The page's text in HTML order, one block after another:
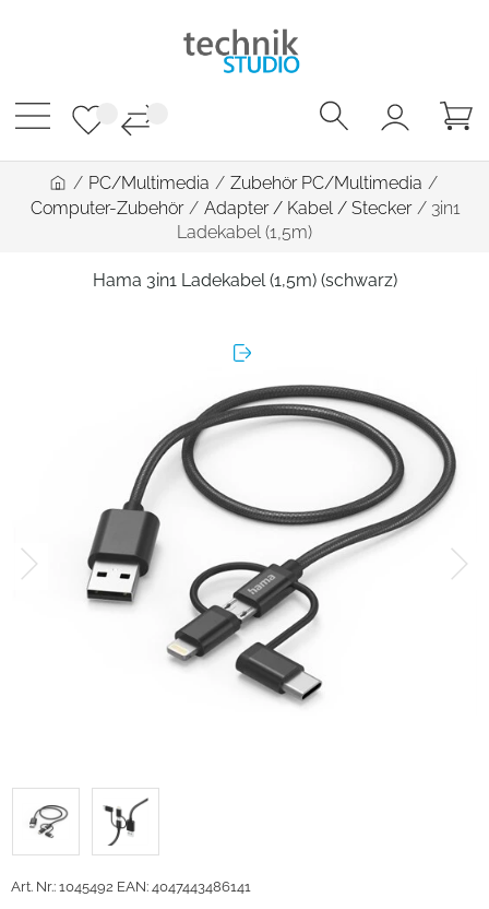
/ PC/Multimedia / Zubehör PC/Multimedia /
Computer-Zubehör/ Adapter / Kabel / Stecker/ 3in1
Ladekabel (1,5m)
Hama 3in1 Ladekabel (1,5m) (schwarz)
Art. Nr.: 1045492 EAN: 4047443486141